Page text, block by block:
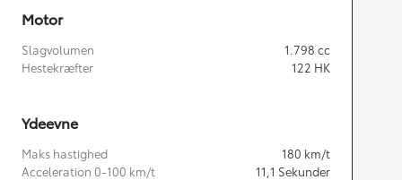
Motor
Slagvolumen 1.798 cc
Hestekræfter
122 HK
Ydeevne
Maks hastighed 180 km/t
Acceleration 0-100 km/t
11,1 Sekunder